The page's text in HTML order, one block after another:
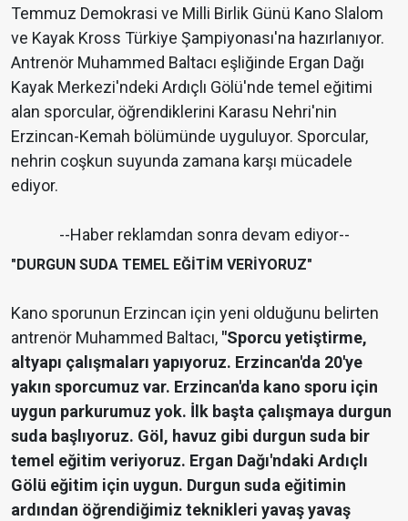
Temmuz Demokrasi ve Milli Birlik Günü Kano Slalom
ve Kayak Kross Türkiye Şampiyonası'na hazırlanıyor.
Antrenör Muhammed Baltacı eşliğinde Ergan Dağı
Kayak Merkezi'ndeki Ardıçlı Gölü'nde temel eğitimi
alan sporcular, öğrendiklerini Karasu Nehri'nin
Erzincan-Kemah bölümünde uyguluyor. Sporcular,
nehrin coşkun suyunda zamana karşı mücadele
ediyor.
--Haber reklamdan sonra devam ediyor--
"DURGUN SUDA TEMEL EĞİTİM VERİYORUZ"
Kano sporunun Erzincan için yeni olduğunu belirten
antrenör Muhammed Baltacı, "Sporcu yetiştirme,
altyapı çalışmaları yapıyoruz. Erzincan'da 20'ye
yakın sporcumuz var. Erzincan'da kano sporu için
uygun parkurumuz yok. İlk başta çalışmaya durgun
suda başlıyoruz. Göl, havuz gibi durgun suda bir
temel eğitim veriyoruz. Ergan Dağı'ndaki Ardıçlı
Gölü eğitim için uygun. Durgun suda eğitimin
ardından öğrendiğimiz teknikleri yavaş yavaş